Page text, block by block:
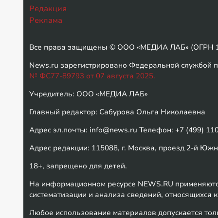
Редакция
Реклама
Все права защищены © ООО «МЕДИА ЛАБ» (ОГРН
News.ru зарегистрировано Федеральной
№ ФС77-89793 от 07 августа 2025.
Учредитель: ООО «МЕДИА ЛАБ»
Главный редактор: Сабурова Ольга Николаевна
Адрес эл.почты: info@news.ru Телефон: +7 (499)
Адрес редакции: 115088, г. Москва, проезд 2-й
18+, запрещено для детей.
На информационном ресурсе NEWS.RU
систематизации и анализа сведений,
Любое использование материалов допускается